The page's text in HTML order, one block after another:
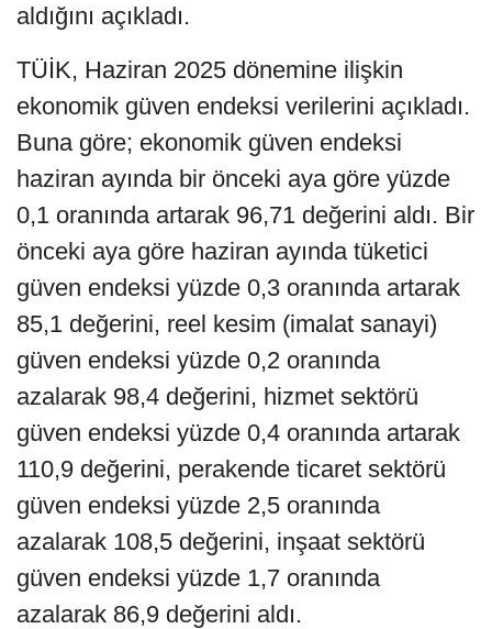
aldığını açıkladı.
TÜİK, Haziran 2025 dönemine ilişkin
ekonomik güven endeksi verilerini açıkladı.
Buna göre; ekonomik güven endeksi
haziran ayında bir önceki aya göre yüzde
0,1 oranında artarak 96,71 değerini aldı. Bir
önceki aya göre haziran ayında tüketici
güven endeksi yüzde 0,3 oranında artarak
85,1 değerini, reel kesim (imalat sanayi)
güven endeksi yüzde 0,2 oranında
azalarak 98,4 değerini, hizmet sektörü
güven endeksi yüzde 0,4 oranında artarak
110,9 değerini, perakende ticaret sektörü
güven endeksi yüzde 2,5 oranında
azalarak 108,5 değerini, inşaat sektörü
güven endeksi yüzde 1,7 oranında
azalarak 86,9 değerini aldı.